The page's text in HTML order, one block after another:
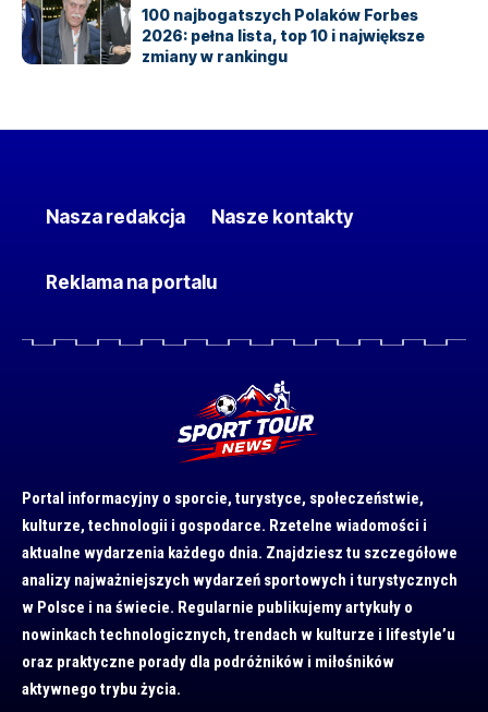
100 najbogatszych Polaków Forbes
2026: pełna lista, top 10 i największe
zmiany w rankingu
Nasza redakcja Nasze kontakty
Reklama na portalu
Portal informacyjny o sporcie, turystyce, społeczeństwie,
kulturze, technologii i gospodarce. Rzetelne wiadomości i
aktualne wydarzenia każdego dnia. Znajdziesz tu szczegółowe
analizy najważniejszych wydarzeń sportowych i turystycznych
w Polsce i na świecie. Regularnie publikujemy artykuły o
nowinkach technologicznych, trendach w kulturze i lifestyle’u
oraz praktyczne porady dla podróżników i miłośników
aktywnego trybu życia.